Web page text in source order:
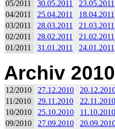
05/2011 30.05.2011 23.05.2011
04/2011
25.04.2011 18.04.2011
03/2011
28.03.2011 21.03.2011
02/2011
28.02.2011 21.02.2011
01/2011
31.01.2011 24.01.2011
Archiv 2010
12/2010 27.12.2010
11/2010
29.11.2010 22.11.2010
10/2010
25.10.2010 11.10.2010
09/2010
27.09.2010